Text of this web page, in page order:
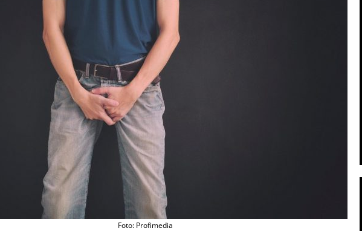
Foto: Profimedia